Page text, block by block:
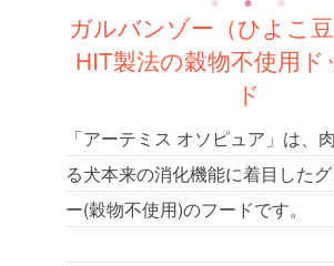
ガルバンゾー（ひよこ豆
HIT製法の穀物不使用ド
ド
「アーテミス オソピュア」は、
る犬本来の消化機能に着目した
ー(穀物不使用)のフードです。